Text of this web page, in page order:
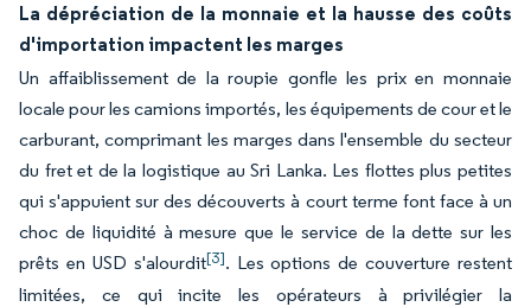
La dépréciation de la monnaie et la hausse des coûts
d'importation impactent les marges
Un affaiblissement de la roupie gonfle les prix en monnaie
locale pour les camions importés, les équipements de cour et le
carburant, comprimant les marges dans l'ensemble du secteur
du fret et de la logistique au Sri Lanka. Les flottes plus petites
qui s'appuient sur des découverts à court terme font face à un
choc de liquidité à mesure que le service de la dette sur les
prêts en USD s'alourdit[3]. Les options de couverture restent
limitées, ce qui incite les opérateurs à privilégier la